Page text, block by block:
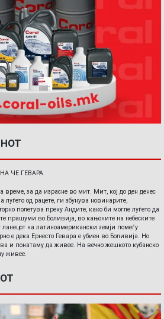
ЧЕ ГЕВАРА
време, за да израсне во мит. Мит, кој до ден денес
луѓето од рацете, ги збунува новинарите,
полетува преку Андите, како би могле луѓето да
прашуми во Боливија, во кањоните на небеските
на латиноамерикански земји помеѓу
е дека Ернесто Гевара е убиен во Боливија. Но
и понатаму да живее. На вечно жешкото кубанско
живее.